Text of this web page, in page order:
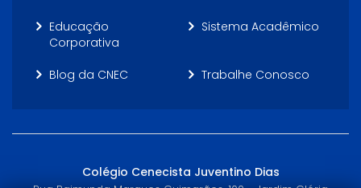
Educação
Corporativa
Sistema Acadêmico
Blog da CNEC Trabalhe Conosco
Colégio Cenecista Juventino Dias